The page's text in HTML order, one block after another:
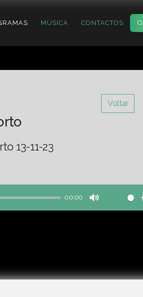
MÚSICA CONTACTOS
Voltar
13-11-23
00:00
Mute